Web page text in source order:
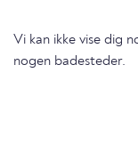
Vi kan ikke vise dig
nogen badesteder.